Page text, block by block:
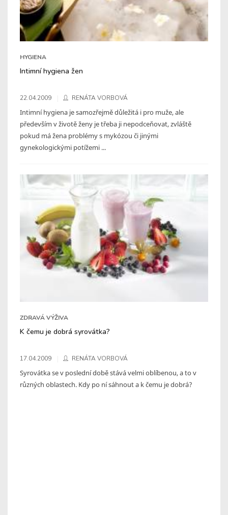
HYGIENA
Intimní hygiena žen
22.04.2009 RENÁTA VORBOVÁ
Intimní hygiena je samozřejmě důležitá i pro muže, ale
především v životě ženy je třeba ji nepodceňovat, zvláště
pokud má žena problémy s mykózou či jinými
gynekologickými potížemi ...
ZDRAVÁ VÝŽIVA
K čemu je dobrá syrovátka?
17.04.2009 RENÁTA VORBOVÁ
Syrovátka se v poslední době stává velmi oblíbenou, a to v
různých oblastech. Kdy po ní sáhnout a k čemu je dobrá?